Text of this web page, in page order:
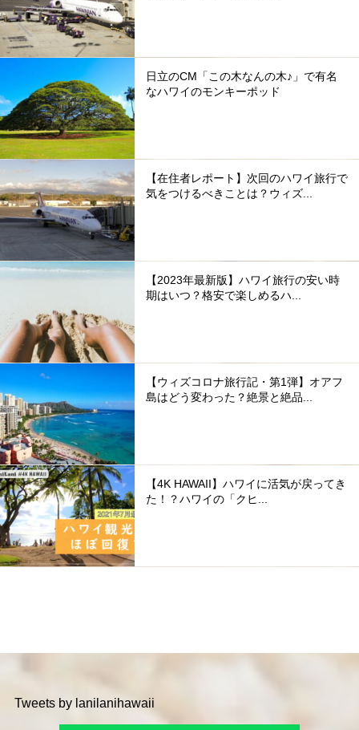
日立のCM「この木なんの木♪」で有名
なハワイのモンキーポッド
【在住者レポート】次回のハワイ旅行で
気をつけるべきことは？ウィズ...
【2023年最新版】ハワイ旅行の安い時
期はいつ？格安で楽しめるハ...
【ウィズコロナ旅行記・第1弾】オアフ
島はどう変わった？絶景と絶品...
【4K HAWAII】ハワイに活気が戻ってき
た！？ハワイの「クヒ...
Tweets by lanilanihawaii